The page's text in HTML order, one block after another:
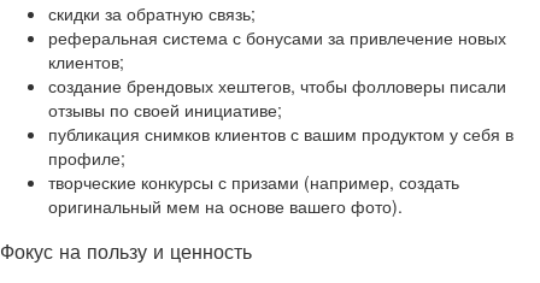
скидки за обратную связь;
реферальная система с бонусами за привлечение новых
клиентов;
создание брендовых хештегов, чтобы фолловеры писали
отзывы по своей инициативе;
публикация снимков клиентов с вашим продуктом у себя в
профиле;
творческие конкурсы с призами (например, создать
оригинальный мем на основе вашего фото).
Фокус на пользу и ценность